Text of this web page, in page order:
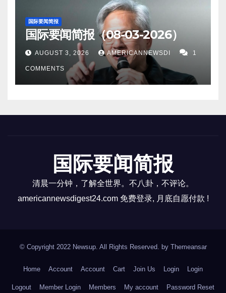
国际要闻简报
国际要闻简报（08-03-2026）
AUGUST 3, 2026 AMERICANNEWSDI 1
COMMENTS
国际要闻简报
清晨一分钟，了解全世界。不八卦，不评论。
americannewsdigest24.com 免费登录, 月底自愿付款 !
© Copyright 2022 Newsup. All Rights Reserved. by Themeansar
Home Account Account Cart Join Us Login Login
Logout Member Login Members My account Password Reset